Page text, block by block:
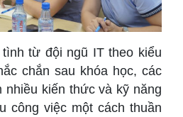
từ đội ngũ IT theo kiểu
chắn sau khóa học, các
nhiều kiến thức và kỹ năng
công việc một cách thuần